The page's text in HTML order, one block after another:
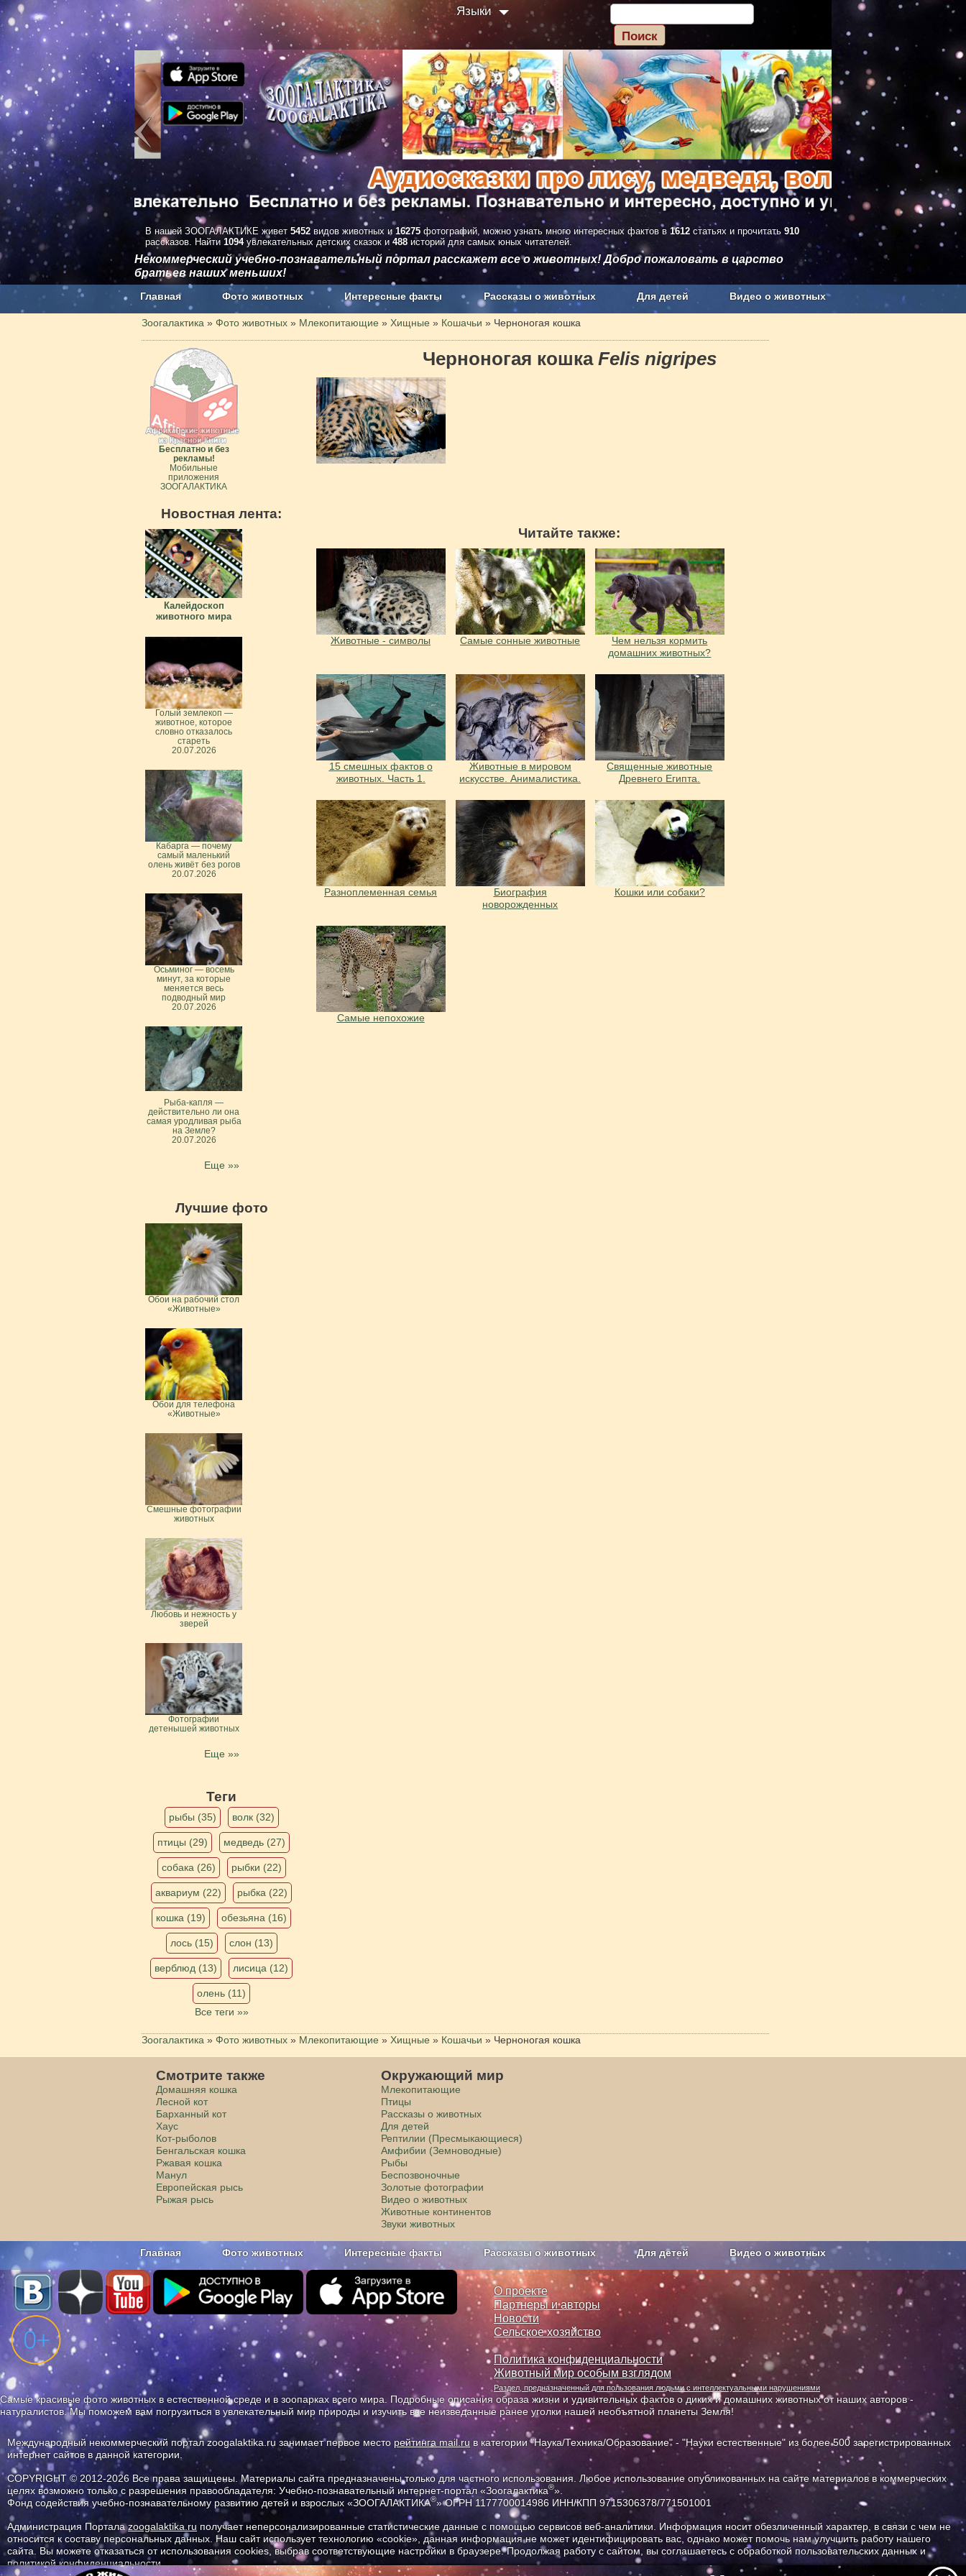
Языки
В нашей ЗООГАЛАКТИКЕ живет 5452 видов животных и 16275 фотографий, можно узнать много интересных фактов в 1612 статьях и прочитать 910
рассказов. Найти 1094увлекательных детских сказок и 488 историй для самых юных читателей.
Некоммерческий учебно-познавательный портал расскажет все о животных! Добро пожаловать в царство
братьев наших меньших!
Главная Фото животных Интересные факты Рассказы о животных Для детей Видео о животных
Наши приложения. Бесплатно и без рекламы О проекте
Зоогалактика » Фото животных » Млекопитающие » Хищные » Кошачьи » Черноногая кошка
Черноногая кошка Felis nigripes
Читайте также:
Животные - символы Самые сонные животные
Чем нельзя кормить
домашних животных?
15 смешных фактов о
животных. Часть 1.
Животные в мировом
искусстве. Анималистика.
Священные животные
Древнего Египта.
Разноплеменная семья
Биография
новорожденных
Кошки или собаки?
Самые непохожие
Бесплатно и без
рекламы!
Мобильные
приложения
ЗООГАЛАКТИКА
Новостная лента:
Калейдоскоп
животного мира
Голый землекоп —
животное, которое
словно отказалось
стареть
20.07.2026
Кабарга — почему
самый маленький
олень живёт без рогов
20.07.2026
Осьминог — восемь
минут, за которые
меняется весь
подводный мир
20.07.2026
Рыба-капля —
действительно ли она
самая уродливая рыба
на Земле?
20.07.2026
Еще »»
Лучшие фото
Обои на рабочий стол
«Животные»
Обои для телефона
«Животные»
Смешные фотографии
животных
Любовь и нежность у
зверей
Фотографии
детенышей животных
Еще »»
Теги
рыбы (35) волк (32)
птицы (29) медведь (27)
собака (26) рыбки (22)
аквариум (22) рыбка (22)
кошка (19) обезьяна (16)
лось (15) слон (13)
верблюд (13) лисица (12)
олень (11)
Все теги »»
Зоогалактика » Фото животных » Млекопитающие » Хищные » Кошачьи » Черноногая кошка
Смотрите также
Домашняя кошка
Лесной кот
Барханный кот
Хаус
Кот-рыболов
Бенгальская кошка
Ржавая кошка
Манул
Европейская рысь
Рыжая рысь
Окружающий мир
Млекопитающие
Птицы
Рассказы о животных
Для детей
Рептилии (Пресмыкающиеся)
Амфибии (Земноводные)
Рыбы
Беспозвоночные
Золотые фотографии
Видео о животных
Животные континентов
Звуки животных
Главная Фото животных Интересные факты Рассказы о животных Для детей Видео о животных
Наши приложения. Бесплатно и без рекламы О проекте Сельское хозяйство
О проекте
Партнеры и авторы
Новости
Сельское хозяйство
Политика конфиденциальности
Животный мир особым взглядом
Раздел, предназначенный для пользования людьми с интеллектуальными нарушениями
Самые красивые фото животных в естественной среде и в зоопарках всего мира. Подробные описания образа жизни и удивительных фактов о диких и домашних животных от наших авторов -
натуралистов. Мы поможем вам погрузиться в увлекательный мир природы и изучить все неизведанные ранее уголки нашей необъятной планеты Земля!
Международный некоммерческий портал zoogalaktika.ru занимает первое место рейтинга mail.ru в категории "Наука/Техника/Образование" - "Науки естественные" из более 500 зарегистрированных
интернет сайтов в данной категории.
COPYRIGHT © 2012-2026 Все права защищены. Материалы сайта предназначены только для частного использования. Любое использование опубликованных на сайте материалов в коммерческих
целях возможно только с разрешения правообладателя: Учебно-познавательный интернет-портал «Зоогалактика®».
Фонд содействия учебно-познавательному развитию детей и взрослых «ЗООГАЛАКТИКА®» ОГРН 1177700014986 ИНН/КПП 9715306378/771501001
Администрация Порталаzoogalaktika.ru получает неперсонализированные статистические данные с помощью сервисов веб-аналитики. Информация носит обезличенный характер, в связи с чем не
относится к составу персональных данных. Наш сайт использует технологию «cookie», данная информация не может идентифицировать вас, однако может помочь нам улучшить работу нашего
сайта. Вы можете отказаться от использования cookies, выбрав соответствующие настройки в браузере. Продолжая работу с сайтом, вы соглашаетесь с обработкой пользовательских данных и
политикой конфиденциальности.